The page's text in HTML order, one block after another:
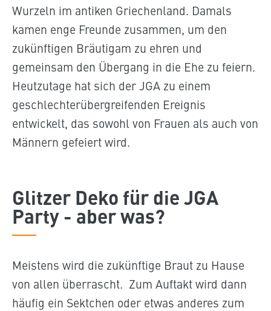
Wurzeln im antiken Griechenland. Damals
kamen enge Freunde zusammen, um den
zukünftigen Bräutigam zu ehren und
gemeinsam den Übergang in die Ehe zu feiern.
Heutzutage hat sich der JGA zu einem
geschlechterübergreifenden Ereignis
entwickelt, das sowohl von Frauen als auch von
Männern gefeiert wird.
Glitzer Deko für die JGA
Party - aber was?
Meistens wird die zukünftige Braut zu Hause
von allen überrascht. Zum Auftakt wird dann
häufig ein Sektchen oder etwas anderes zum